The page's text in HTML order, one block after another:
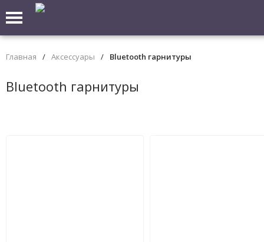
Главная / Аксессуары / Bluetooth гарнитуры
Bluetooth гарнитуры